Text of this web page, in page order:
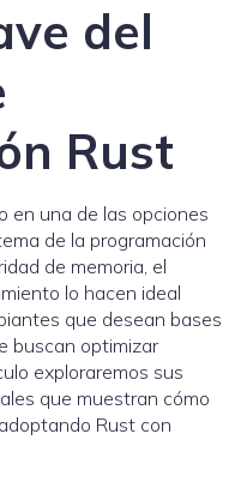
del
Rust
en una de las opciones
de la programación
de memoria, el
lo hacen ideal
que desean bases
buscan optimizar
exploraremos sus
que muestran cómo
Rust con